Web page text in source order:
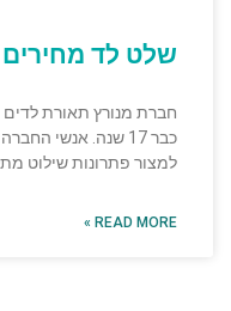
שלט לד מחירים
חברת מנורץ תאורת לדים
כבר 17 שנה. אנשי
למצור פתרונות שילוט
READ MORE »